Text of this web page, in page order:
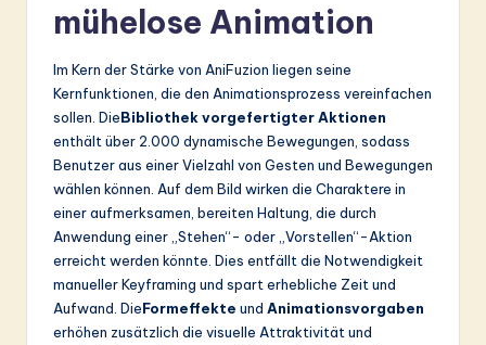
mühelose Animation
Im Kern der Stärke von AniFuzion liegen seine
Kernfunktionen, die den Animationsprozess vereinfachen
sollen. DieBibliothek vorgefertigter Aktionen
enthält über 2.000 dynamische Bewegungen, sodass
Benutzer aus einer Vielzahl von Gesten und Bewegungen
wählen können. Auf dem Bild wirken die Charaktere in
einer aufmerksamen, bereiten Haltung, die durch
Anwendung einer „Stehen“- oder „Vorstellen“-Aktion
erreicht werden könnte. Dies entfällt die Notwendigkeit
manueller Keyframing und spart erhebliche Zeit und
Aufwand. DieFormeffekte und Animationsvorgaben
erhöhen zusätzlich die visuelle Attraktivität und